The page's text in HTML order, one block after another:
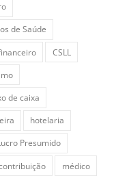
de Saúde
CSLL
de caixa
hotelaria
Presumido
médico